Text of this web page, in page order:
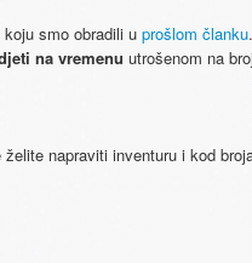
koju smo obradili u prošlom članku
na vremenu utrošenom na
napraviti inventuru i kod